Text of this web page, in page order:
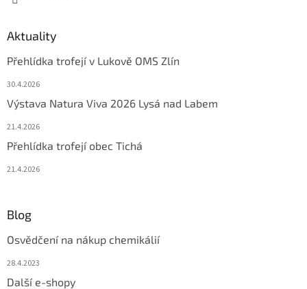
Aktuality
Přehlídka trofejí v Lukově OMS Zlín
30.4.2026
Výstava Natura Viva 2026 Lysá nad Labem
21.4.2026
Přehlídka trofejí obec Tichá
21.4.2026
Blog
Osvědčení na nákup chemikálií
28.4.2023
Další e-shopy